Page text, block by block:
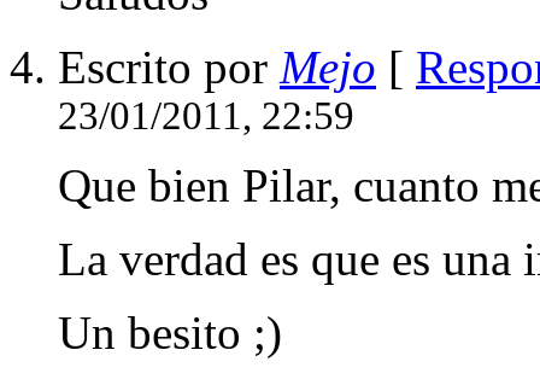
Escrito por Mejo [
23/01/2011, 22:59
Que bien Pilar, cuanto
La verdad es que es
Un besito ;)